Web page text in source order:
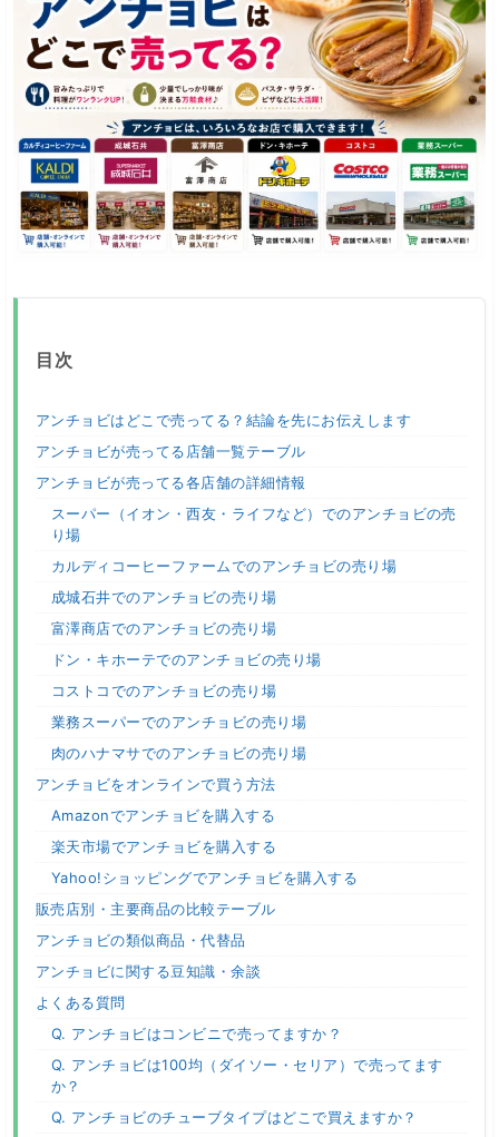
目次
アンチョビはどこで売ってる？結論を先にお伝えします
アンチョビが売ってる店舗一覧テーブル
アンチョビが売ってる各店舗の詳細情報
スーパー（イオン・西友・ライフなど）でのアンチョビの売
り場
カルディコーヒーファームでのアンチョビの売り場
成城石井でのアンチョビの売り場
富澤商店でのアンチョビの売り場
ドン・キホーテでのアンチョビの売り場
コストコでのアンチョビの売り場
業務スーパーでのアンチョビの売り場
肉のハナマサでのアンチョビの売り場
アンチョビをオンラインで買う方法
Amazonでアンチョビを購入する
楽天市場でアンチョビを購入する
Yahoo!ショッピングでアンチョビを購入する
販売店別・主要商品の比較テーブル
アンチョビの類似商品・代替品
アンチョビに関する豆知識・余談
よくある質問
Q. アンチョビはコンビニで売ってますか？
Q. アンチョビは100均（ダイソー・セリア）で売ってます
か？
Q. アンチョビのチューブタイプはどこで買えますか？